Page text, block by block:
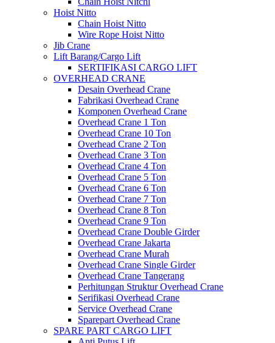
Hoist Nitto
Chain Hoist Nitto
Wire Rope Hoist Nitto
Jib Crane
Lift Barang/Cargo Lift
SERTIFIKASI CARGO LIFT
OVERHEAD CRANE
Desain Overhead Crane
Fabrikasi Overhead Crane
Komponen Overhead Crane
Overhead Crane 1 Ton
Overhead Crane 10 Ton
Overhead Crane 2 Ton
Overhead Crane 3 Ton
Overhead Crane 4 Ton
Overhead Crane 5 Ton
Overhead Crane 6 Ton
Overhead Crane 7 Ton
Overhead Crane 8 Ton
Overhead Crane 9 Ton
Overhead Crane Double Girder
Overhead Crane Jakarta
Overhead Crane Murah
Overhead Crane Single Girder
Overhead Crane Tangerang
Perhitungan Struktur Overhead Crane
Serifikasi Overhead Crane
Service Overhead Crane
Sparepart Overhead Crane
SPARE PART CARGO LIFT